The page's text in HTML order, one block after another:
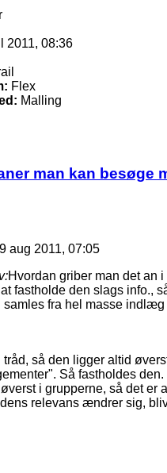
2011, 08:36
Flex
Malling
man kan besøge
aug 2011, 07:05
Hvordan griber man det an i
fastholde den slags info.,
samles fra hel masse indlæg
så den ligger altid
Så fastholdes den.
i grupperne, så det er
relevans ændrer sig,